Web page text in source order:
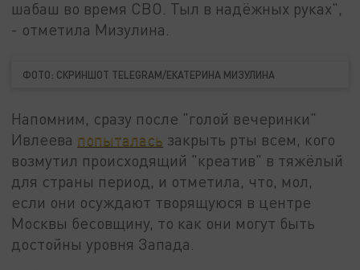
шабаш во время СВО. Тыл в надёжных руках",
- отметила Мизулина.
ФОТО: СКРИНШОТ TELEGRAM/ЕКАТЕРИНА МИЗУЛИНА
Напомним, сразу после "голой вечеринки"
Ивлеева попыталась закрыть рты всем, кого
возмутил происходящий "креатив" в тяжёлый
для страны период, и отметила, что, мол,
если они осуждают творящуюся в центре
Москвы бесовщину, то как они могут быть
достойны уровня Запада.